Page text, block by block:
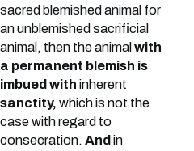
sacred blemished animal for
an unblemished sacrificial
animal, then the animal with
a permanent blemish is
imbued with inherent
sanctity, which is not the
case with regard to
consecration. And in